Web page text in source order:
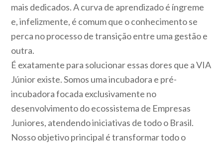
mais dedicados. A curva de aprendizado é íngreme
e, infelizmente, é comum que o conhecimento se
perca no processo de transição entre uma gestão e
outra.
É exatamente para solucionar essas dores que a VIA
Júnior existe. Somos uma incubadora e pré-
incubadora focada exclusivamente no
desenvolvimento do ecossistema de Empresas
Juniores, atendendo iniciativas de todo o Brasil.
Nosso objetivo principal é transformar todo o